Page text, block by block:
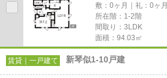
敷：0ヶ月｜礼：0ヶ月
所在階：1-2階
間取り：3LDK
面積：94.03㎡
賃貸｜一戸建て 新琴似1-10戸建